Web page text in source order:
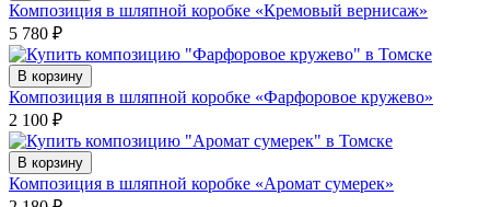
Композиция в шляпной коробке «Кремовый вернисаж»
5 780 ₽
В корзину
Композиция в шляпной коробке «Фарфоровое кружево»
2 100 ₽
В корзину
Композиция в шляпной коробке «Аромат сумерек»